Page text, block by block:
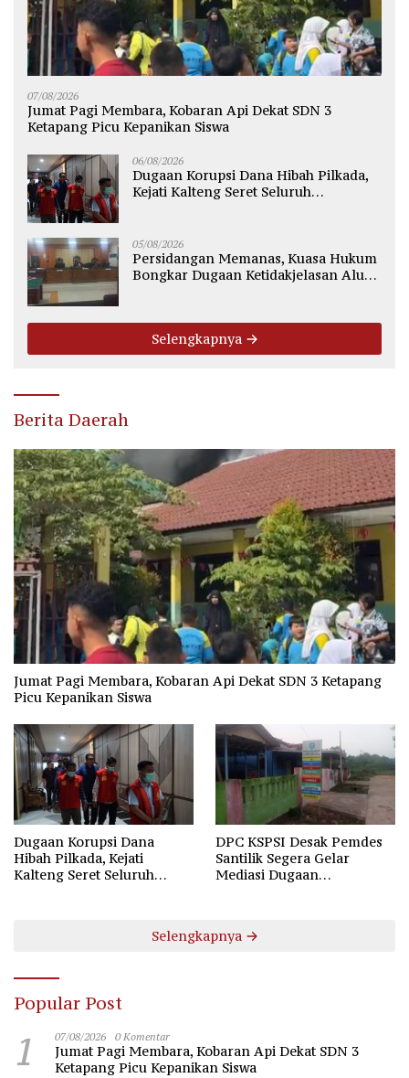
07/08/2026
Jumat Pagi Membara, Kobaran Api Dekat SDN 3
Ketapang Picu Kepanikan Siswa
06/08/2026
Dugaan Korupsi Dana Hibah Pilkada,
Kejati Kalteng Seret Seluruh
05/08/2026
Persidangan Memanas, Kuasa Hukum
Bongkar Dugaan Ketidakjelasan Alur
Selengkapnya
Berita Daerah
Jumat Pagi Membara, Kobaran Api Dekat SDN 3 Ketapang
Picu Kepanikan Siswa
Dugaan Korupsi Dana
Hibah Pilkada, Kejati
Kalteng Seret Seluruh
DPC KSPSI Desak Pemdes
Santilik Segera Gelar
Mediasi Dugaan
Selengkapnya
Popular Post
1 07/08/2026 0 Komentar
Jumat Pagi Membara, Kobaran Api Dekat SDN 3
Ketapang Picu Kepanikan Siswa